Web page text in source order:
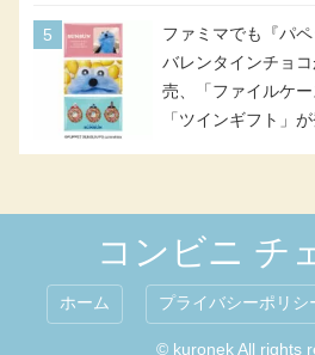
号・5号) / シャディ
ンドになって登場!
ファミマでも『パ
バレンタインチョ
売、「ファイルケー
「ツインギフト」
コンビニ チ
ホーム プライバシーポリシ
© kuronek All rights